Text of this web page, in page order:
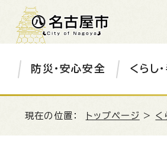
防災・安心安全 くらし
現在の位置： トップページ > く